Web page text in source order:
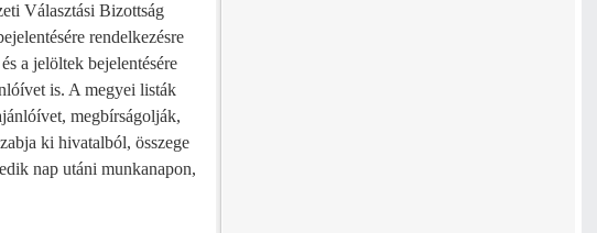
Választási Bizottság
rendelkezésre
a jelöltek bejelentésére
is. A megyei listák
megbírságolják,
ki hivatalból, összege
nap utáni munkanapon,